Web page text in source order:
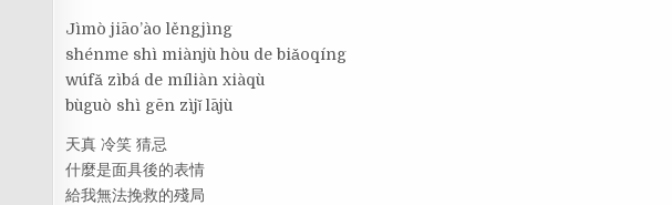
Jìmò jiāo’ào lěngjìng
shénme shì miànjù hòu de biǎoqíng
wúfǎ zìbá de míliàn xiàqù
bùguò shì gēn zìjǐ lājù
天真 冷笑 猜忌
什麼是面具後的表情
給我無法挽救的殘局